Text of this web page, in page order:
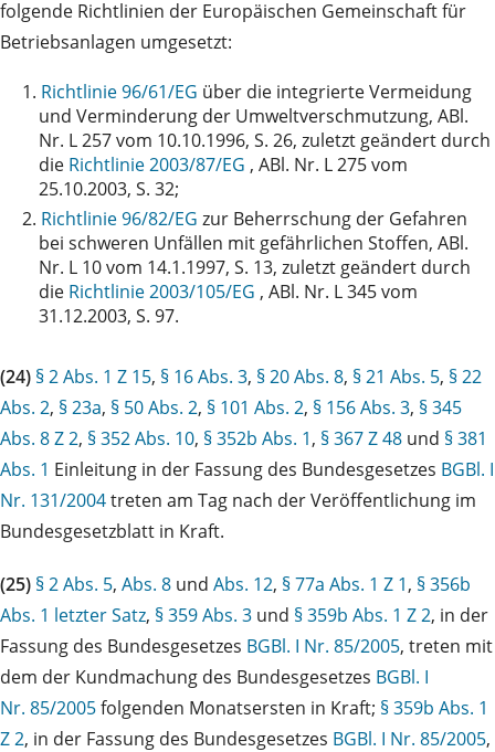
folgende Richtlinien der Europäischen Gemeinschaft für
Betriebsanlagen umgesetzt:
1. Richtlinie 96/61/EG über die integrierte Vermeidung
und Verminderung der Umweltverschmutzung, ABl.
Nr. L 257 vom 10.10.1996, S. 26, zuletzt geändert durch
die Richtlinie 2003/87/EG , ABl. Nr. L 275 vom
25.10.2003, S. 32;
2. Richtlinie 96/82/EG zur Beherrschung der Gefahren
bei schweren Unfällen mit gefährlichen Stoffen, ABl.
Nr. L 10 vom 14.1.1997, S. 13, zuletzt geändert durch
die Richtlinie 2003/105/EG , ABl. Nr. L 345 vom
31.12.2003, S. 97.
(24) § 2 Abs. 1 Z 15, § 16 Abs. 3, § 20 Abs. 8, § 21 Abs. 5, § 22
Abs. 2, § 23a, § 50 Abs. 2, § 101 Abs. 2, § 156 Abs. 3, § 345
Abs. 8 Z 2, § 352 Abs. 10, § 352b Abs. 1, § 367 Z 48 und § 381
Abs. 1 Einleitung in der Fassung des Bundesgesetzes BGBl. I
Nr. 131/2004treten am Tag nach der Veröffentlichung im
Bundesgesetzblatt in Kraft.
(25) § 2 Abs. 5, Abs. 8 und Abs. 12, § 77a Abs. 1 Z 1, § 356b
Abs. 1 letzter Satz, § 359 Abs. 3 und § 359b Abs. 1 Z 2, in der
Fassung des Bundesgesetzes BGBl. I Nr. 85/2005, treten mit
dem der Kundmachung des Bundesgesetzes BGBl. I
Nr. 85/2005folgenden Monatsersten in Kraft; § 359b Abs. 1
Z 2, in der Fassung des Bundesgesetzes BGBl. I Nr. 85/2005,